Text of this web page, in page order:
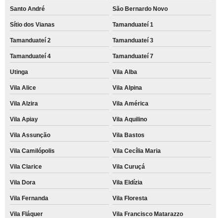
Santo André São Bernardo Novo
Sítio dos Vianas Tamanduateí 1
Tamanduateí 2 Tamanduateí 3
Tamanduateí 4 Tamanduateí 7
Utinga Vila Alba
Vila Alice Vila Alpina
Vila Alzira Vila América
Vila Apiay Vila Aquilino
Vila Assunção Vila Bastos
Vila Camilópolis Vila Cecília Maria
Vila Clarice Vila Curuçá
Vila Dora Vila Eldízia
Vila Fernanda Vila Floresta
Vila Fláquer Vila Francisco Matarazzo